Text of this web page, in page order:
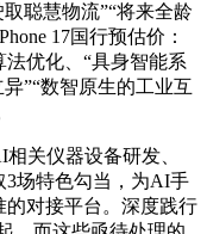
聪慧物流”“将来全龄
17国行预估价：
优化、“具身智能系
”“数智原生的工业互
关仪器设备研发、
3场特色勾当，为AI手
对接平台。深度践行